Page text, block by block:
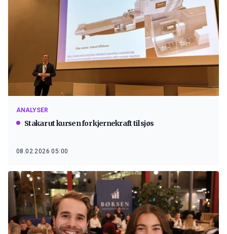
ANALYSER
Stakar ut kursen for kjernekraft til sjøs
08.02.2026 05:00